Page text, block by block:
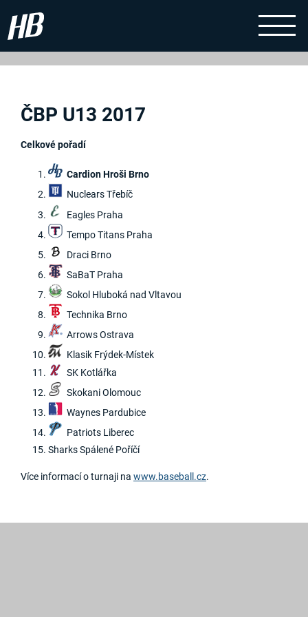
ČBP U13 2017
Celkové pořadí
Cardion Hroši Brno
Nuclears Třebíč
Eagles Praha
Tempo Titans Praha
Draci Brno
SaBaT Praha
Sokol Hluboká nad Vltavou
Technika Brno
Arrows Ostrava
Klasik Frýdek-Místek
SK Kotlářka
Skokani Olomouc
Waynes Pardubice
Patriots Liberec
Sharks Spálené Poříčí
Více informací o turnaji na www.baseball.cz.